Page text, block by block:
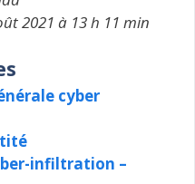
2021 à 13 h 11 min
cyber
infiltration –